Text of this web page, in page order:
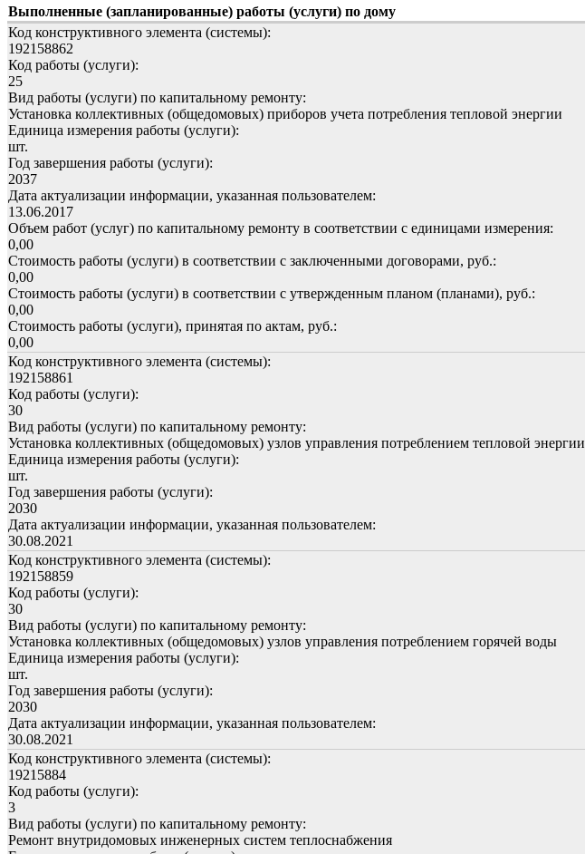
Выполненные (запланированные) работы (услуги) по дому
Код конструктивного элемента (системы):
192158862
Код работы (услуги):
25
Вид работы (услуги) по капитальному ремонту:
Установка коллективных (общедомовых) приборов учета потребления тепловой энергии
Единица измерения работы (услуги):
шт.
Год завершения работы (услуги):
2037
Дата актуализации информации, указанная пользователем:
13.06.2017
Объем работ (услуг) по капитальному ремонту в соответствии с единицами измерения:
0,00
Стоимость работы (услуги) в соответствии с заключенными договорами, руб.:
0,00
Стоимость работы (услуги) в соответствии с утвержденным планом (планами), руб.:
0,00
Стоимость работы (услуги), принятая по актам, руб.:
0,00
Код конструктивного элемента (системы):
192158861
Код работы (услуги):
30
Вид работы (услуги) по капитальному ремонту:
Установка коллективных (общедомовых) узлов управления потреблением тепловой энергии
Единица измерения работы (услуги):
шт.
Год завершения работы (услуги):
2030
Дата актуализации информации, указанная пользователем:
30.08.2021
Код конструктивного элемента (системы):
192158859
Код работы (услуги):
30
Вид работы (услуги) по капитальному ремонту:
Установка коллективных (общедомовых) узлов управления потреблением горячей воды
Единица измерения работы (услуги):
шт.
Год завершения работы (услуги):
2030
Дата актуализации информации, указанная пользователем:
30.08.2021
Код конструктивного элемента (системы):
19215884
Код работы (услуги):
3
Вид работы (услуги) по капитальному ремонту:
Ремонт внутридомовых инженерных систем теплоснабжения